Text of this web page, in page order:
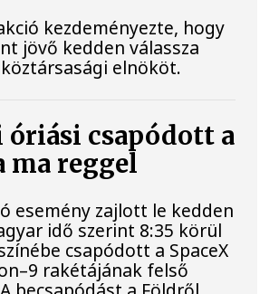
kezdeményezte, hogy
jövő kedden válassza
elnököt.
óriási csapódott a
ma reggel
esemény zajlott le kedden
idő szerint 8:35 körül
csapódott a SpaceX
rakétájának felső